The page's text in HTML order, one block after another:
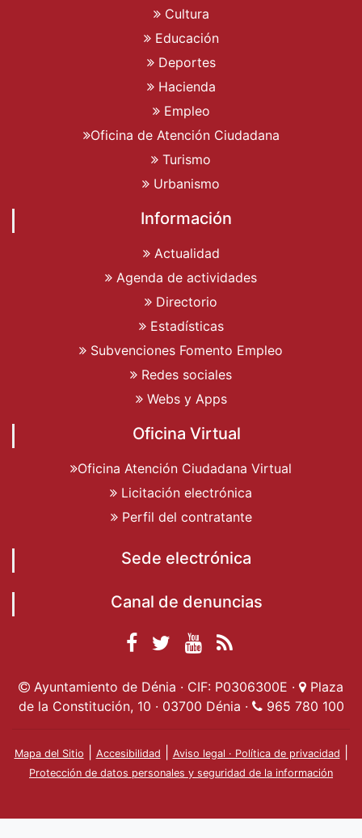
Cultura
Educación
Deportes
Hacienda
Empleo
Oficina de Atención Ciudadana
Turismo
Urbanismo
Información
Actualidad
Agenda de actividades
Directorio
Estadísticas
Subvenciones Fomento Empleo
Redes sociales
Webs y Apps
Oficina Virtual
Oficina Atención Ciudadana Virtual
Licitación electrónica
Perfil del contratante
Sede electrónica
Canal de denuncias
Facebook
Ayuntamiento de
Dénia
Ayuntamiento de
Dénia
Ayuntamiento
de Dénia
Actualidad
Ayuntamiento de Dénia · CIF: P0306300E ·
Plaza
de la Constitución, 10 · 03700 Dénia ·
965 780 100
Mapa del Sitio Accesibilidad Aviso legal · Política de privacidad
Protección de datos personales y seguridad de la información